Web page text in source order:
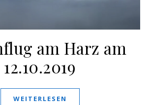
am Harz am
12.10.2019
WEITERLESEN